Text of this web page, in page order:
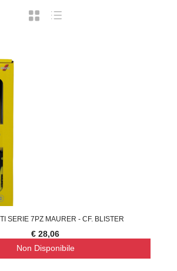
SERIE 7PZ MAURER - CF. BLISTER
€ 28,06
Non Disponibile